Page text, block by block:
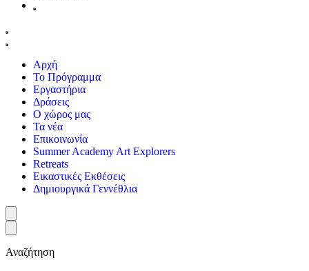
Αρχή
Το Πρόγραμμα
Εργαστήρια
Δράσεις
Ο χώρος μας
Τα νέα
Επικοινωνία
Summer Academy Art Explorers
Retreats
Εικαστικές Εκθέσεις
Δημιουργικά Γεννέθλια
Αναζήτηση